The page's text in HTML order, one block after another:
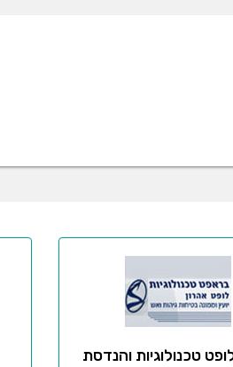
טכנולוגיות והנדסת